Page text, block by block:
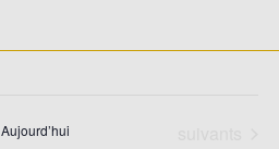
Aujourd’hui